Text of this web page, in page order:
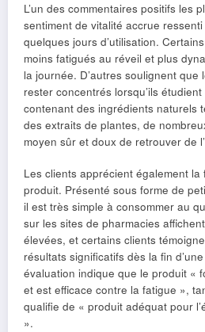
L’un des commentaires positifs les
sentiment de vitalité accrue
quelques jours d’utilisation.
moins fatigués au réveil et plus
la journée. D’autres soulignent
rester concentrés lorsqu’ils
contenant des ingrédients naturels
des extraits de plantes, de
moyen sûr et doux de retrouver de
Les clients apprécient également la
produit. Présenté sous forme de
il est très simple à consommer au
sur les sites de pharmacies
élevées, et certains clients
résultats significatifs dès la fin
évaluation indique que le produit «
et est efficace contre la fatigue »,
qualifie de « produit adéquat pour
».